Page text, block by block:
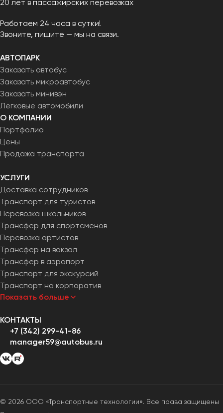
20 лет в пассажирских перевозках
Работаем 24 часа в сутки!
Звоните, пишите — мы на связи.
АВТОПАРК
Заказать автобус
Заказать микроавтобус
Заказать минивэн
Легковые автомобили
О КОМПАНИИ
Портфолио
Цены
Продажа транспорта
УСЛУГИ
Доставка сотрудников
Транспорт для туристов
Перевозка школьников
Трансфер для спортсменов
Перевозка артистов
Трансфер на вокзал
Трансфер в аэропорт
Транспорт для экскурсий
Транспорт на корпоратив
Показать больше
КОНТАКТЫ
+7 (342) 299-41-86
manager59@autobus.ru
© 2026 ООО «Транспортные технологии». Все права защищены